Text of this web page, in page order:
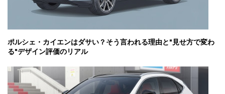
ポルシェ・カイエンはダサい？そう言われる理由と"見せ方で変わ
る"デザイン評価のリアル